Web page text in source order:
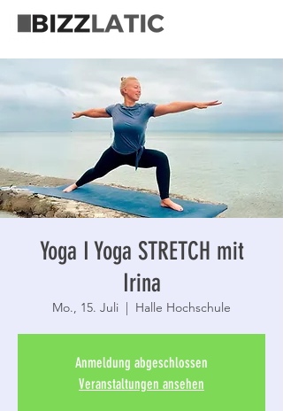
Yoga I Yoga STRETCH mit
Irina
Mo., 15. Juli
  |
Halle Hochschule
Anmeldung abgeschlossen
Veranstaltungen ansehen